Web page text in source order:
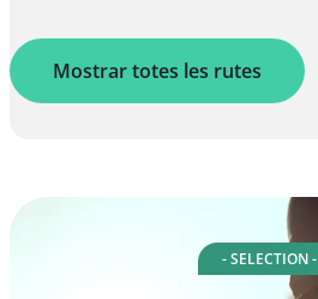
Mostrar totes les rutes
- SELECTION -